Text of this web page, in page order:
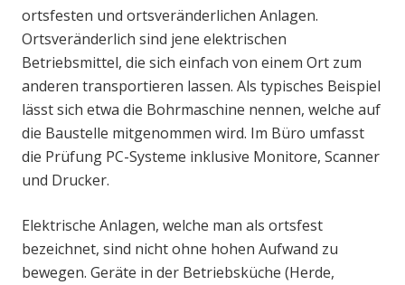
ortsfesten und ortsveränderlichen Anlagen.
Ortsveränderlich sind jene elektrischen
Betriebsmittel, die sich einfach von einem Ort zum
anderen transportieren lassen. Als typisches Beispiel
lässt sich etwa die Bohrmaschine nennen, welche auf
die Baustelle mitgenommen wird. Im Büro umfasst
die Prüfung PC-Systeme inklusive Monitore, Scanner
und Drucker.
Elektrische Anlagen, welche man als ortsfest
bezeichnet, sind nicht ohne hohen Aufwand zu
bewegen. Geräte in der Betriebsküche (Herde,